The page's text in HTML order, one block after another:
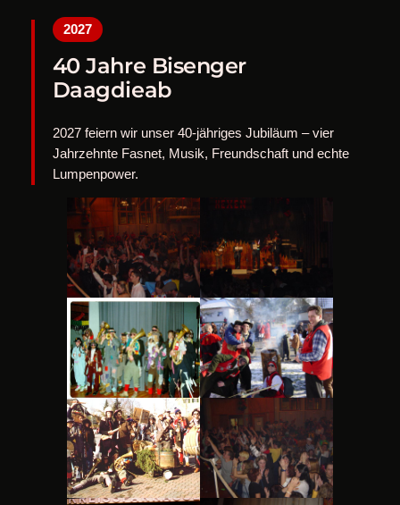
2027
40 Jahre Bisenger
Daagdieab
2027 feiern wir unser 40-jähriges Jubiläum – vier
Jahrzehnte Fasnet, Musik, Freundschaft und echte
Lumpenpower.